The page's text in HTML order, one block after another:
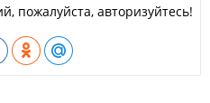
зубов керамическими
пожалуйста, авторизуйтесь!